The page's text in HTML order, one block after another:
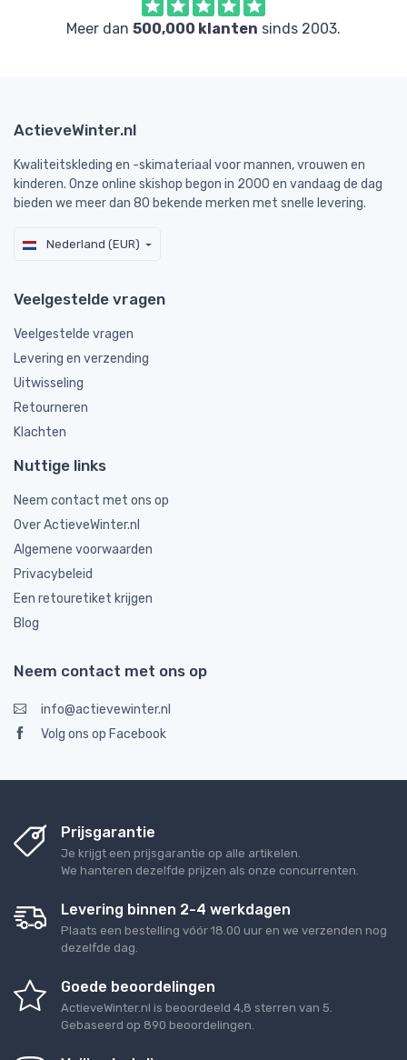
Meer dan 500,000 klanten sinds 2003.
ActieveWinter.nl
Kwaliteitskleding en -skimateriaal voor mannen, vrouwen en
kinderen. Onze online skishop begon in 2000 en vandaag de dag
bieden we meer dan 80 bekende merken met snelle levering.
Nederland (EUR)
Veelgestelde vragen
Veelgestelde vragen
Levering en verzending
Uitwisseling
Retourneren
Klachten
Nuttige links
Neem contact met ons op
Over ActieveWinter.nl
Algemene voorwaarden
Privacybeleid
Een retouretiket krijgen
Blog
Neem contact met ons op
info@actievewinter.nl
Volg ons op Facebook
Prijsgarantie
Je krijgt een prijsgarantie op alle artikelen.
We hanteren dezelfde prijzen als onze concurrenten.
Levering binnen 2-4 werkdagen
Plaats een bestelling vóór 18.00 uur en we verzenden nog
dezelfde dag.
Goede beoordelingen
ActieveWinter.nl is beoordeeld 4,8 sterren van 5
Gebaseerd op 890 beoordelingen.